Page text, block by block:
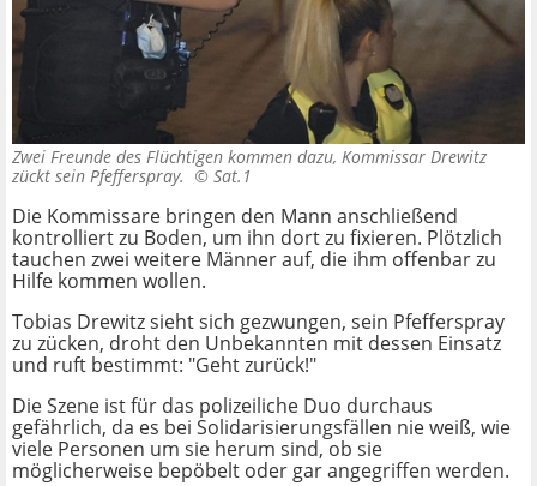
Zwei Freunde des Flüchtigen kommen dazu, Kommissar Drewitz
zückt sein Pfefferspray. © Sat.1
Die Kommissare bringen den Mann anschließend
kontrolliert zu Boden, um ihn dort zu fixieren. Plötzlich
tauchen zwei weitere Männer auf, die ihm offenbar zu
Hilfe kommen wollen.
Tobias Drewitz sieht sich gezwungen, sein Pfefferspray
zu zücken, droht den Unbekannten mit dessen Einsatz
und ruft bestimmt: "Geht zurück!"
Die Szene ist für das polizeiliche Duo durchaus
gefährlich, da es bei Solidarisierungsfällen nie weiß, wie
viele Personen um sie herum sind, ob sie
möglicherweise bepöbelt oder gar angegriffen werden.